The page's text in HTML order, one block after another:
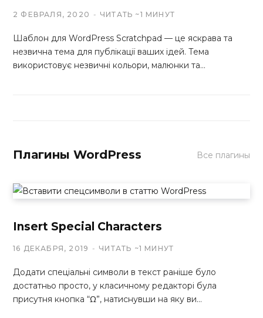
2 ФЕВРАЛЯ, 2020 ЧИТАТЬ ~1 МИНУТ
Шаблон для WordPress Scratchpad — це яскрава та
незвична тема для публікації ваших ідей. Тема
використовує незвичні кольори, малюнки та…
Плагины WordPress Все плагины
Insert Special Characters
16 ДЕКАБРЯ, 2019 ЧИТАТЬ ~1 МИНУТ
Додати спеціальні символи в текст раніше було
достатньо просто, у класичному редакторі була
присутня кнопка “Ω”, натиснувши на яку ви…